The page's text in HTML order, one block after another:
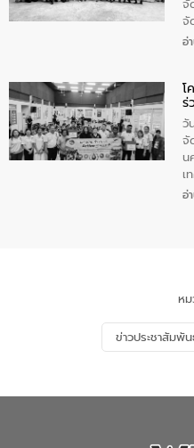
จั
จั
ร่
ป
เ
คุ
น้
เ
5
ช
อ่
โ
ร่
แ
วั
จั
น
เ
กิ
จั
แ
เ
ณ
อ่
ห
ข่าวประชาสัมพั